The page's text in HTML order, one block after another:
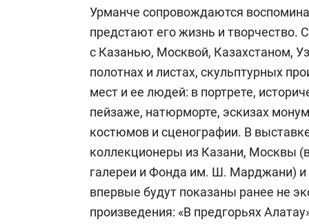
Урманче сопровождаются
предстают его жизнь и творчество.
с Казанью, Москвой, Казахстаном,
полотнах и листах, скульптурных
мест и ее людей: в портрете,
пейзаже, натюрморте, эскизах
костюмов и сценографии. В
коллекционеры из Казани, Москвы
галереи и Фонда им. Ш. Марджани)
впервые будут показаны ранее не
произведения: «В предгорьях